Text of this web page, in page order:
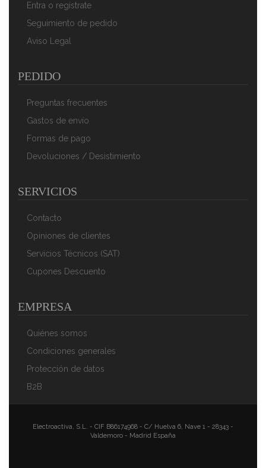
36,84 €
Briebe Paellera Valenciana Esmaltada 46cm, Acero
41,70 €
AÑADIR AL CARRITO
Para Gas, Horno
51,84 € 34,87 €
Entra o regístrate
Seguimiento de pedido
Aviso Legal
PEDIDO
Preguntas frecuentes
Gastos de envío
Formas de pago
Devoluciones / Desistimiento
SERVICIOS
Contacto
Opiniones de clientes
Servicios Técnicos (SAT)
Cupones Descuento
EMPRESA
Quiénes somos
Condiciones generales
Protección de datos
B2B
Electroactiva, S.L. - CIF B86174968 - C/ Huelva 6, Nave 1 - 28343 -
Valdemoro - Madrid España